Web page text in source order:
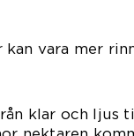
vara mer
klar och ljus